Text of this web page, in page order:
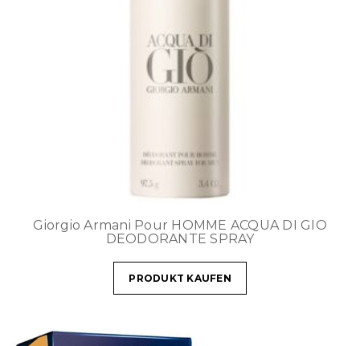
Giorgio Armani Pour HOMME ACQUA DI GIO
DEODORANTE SPRAY
PRODUKT KAUFEN